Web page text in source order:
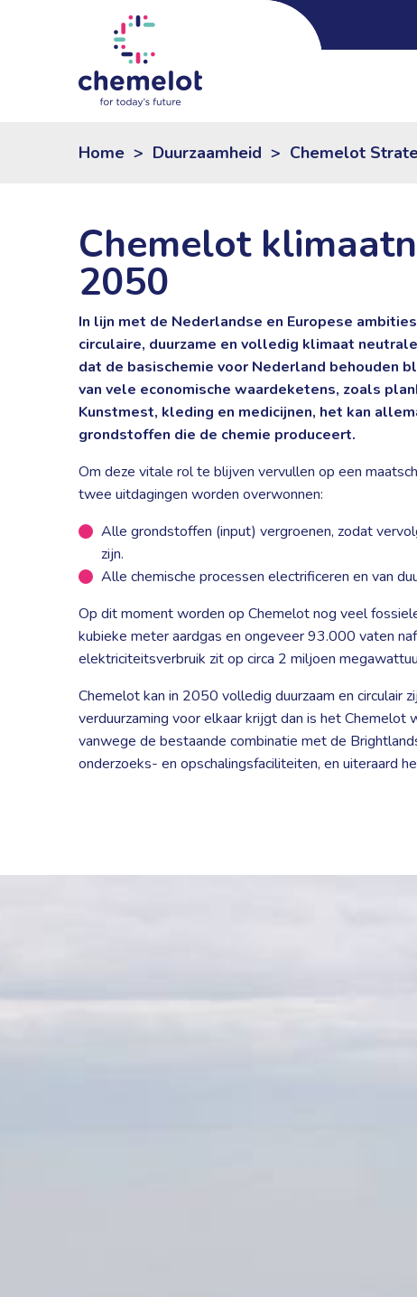
Home > Duurzaamheid > Chemelot
Chemelot
2050
In lijn met de Nederlandse en Europese
circulaire, duurzame en volledig klimaat
dat de basischemie voor Nederland behouden
van vele economische waardeketens, zoals
Kunstmest, kleding en medicijnen, het kan
grondstoffen die de chemie produceert.
Om deze vitale rol te blijven vervullen op een
twee uitdagingen worden overwonnen:
Alle grondstoffen (input) vergroenen, zodat
zijn.
Alle chemische processen electrificeren en van
Op dit moment worden op Chemelot nog veel
kubieke meter aardgas en ongeveer 93.000 vaten
elektriciteitsverbruik zit op circa 2 miljoen
Chemelot kan in 2050 volledig duurzaam en circulair
verduurzaming voor elkaar krijgt dan is het
vanwege de bestaande combinatie met de
onderzoeks- en opschalingsfaciliteiten, en uiteraard